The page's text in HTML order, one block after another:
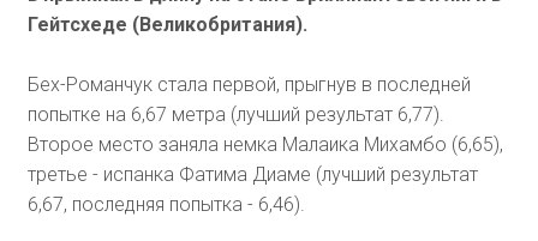
Гейтсхеде (Великобритания).
Бех-Романчук стала первой, прыгнув в последней
попытке на 6,67 метра (лучший результат 6,77).
Второе место заняла немка Малаика Михамбо (6,65),
третье - испанка Фатима Диаме (лучший результат
6,67, последняя попытка - 6,46).